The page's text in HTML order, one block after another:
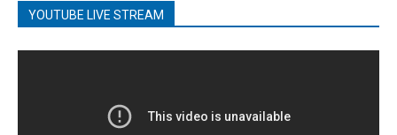
YOUTUBE LIVE STREAM